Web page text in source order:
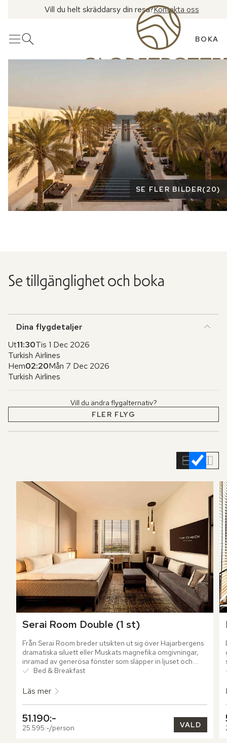
Vill du helt skräddarsy din resa?Kontakta oss
MenyÖppna sök BOKA
Se fler bilder
SE FLER BILDER(20)
Se tillgänglighet och boka
Dina flygdetaljer
Ut11:30Tis 1 Dec 2026
Turkish Airlines
Hem02:20Mån 7 Dec 2026
Turkish Airlines
Vill du ändra flygalternativ?
FLER FLYG
Serai Room Double (1 st)
Från Serai Room breder utsikten ut sig över Hajarbergens
dramatiska siluett eller Muskats magnefika omgivningar,
inramad av generösa fönster som släpper in ljuset och
låter vyerna bli en del av rummet.
Bed & Breakfast
Läs mer
51.190:-
25.595:-/person VALD